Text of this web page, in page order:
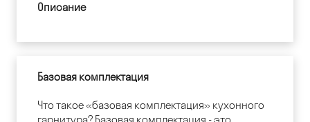
Описание
Базовая комплектация
Что такое «базовая комплектация» кухонного